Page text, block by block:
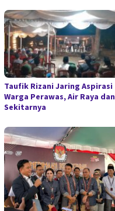
Taufik Rizani Jaring Aspirasi
Warga Perawas, Air Raya dan
Sekitarnya